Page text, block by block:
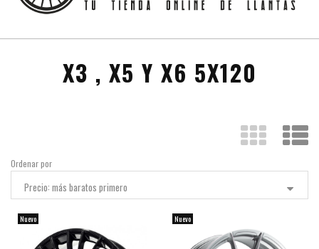
X3 , X5 Y X6 5X120
Ordenar por
Precio: más baratos primero
Nuevo Nuevo